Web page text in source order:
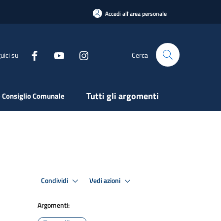
Accedi all'area personale
su Cerca
Comunale Tutti gli argomenti
Condividi Vedi azioni
Argomenti: